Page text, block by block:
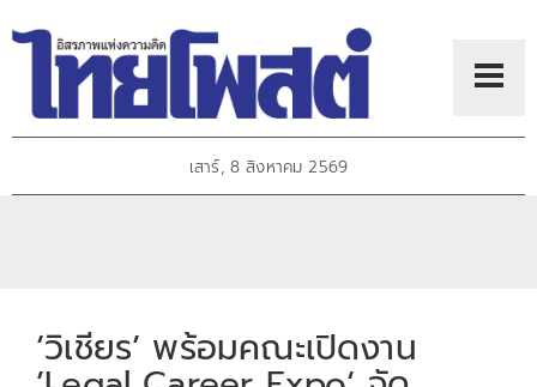
เสาร์, 8 สิงหาคม 2569
‘วิเชียร’ พร้อมคณะเปิดงาน